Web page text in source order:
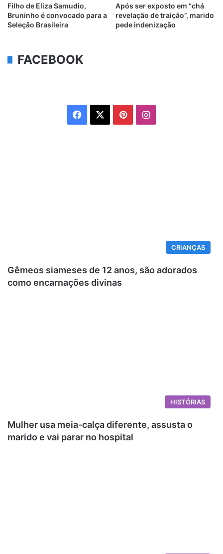
Filho de Eliza Samudio,
Bruninho é convocado para a
Seleção Brasileira
Após ser exposto em “chá
revelação de traição”, marido
pede indenização
FACEBOOK
Facebook PinterestInstagram
CRIANÇAS
Gêmeos siameses de 12 anos, são adorados
como encarnações divinas
HISTÓRIAS
Mulher usa meia-calça diferente, assusta o
marido e vai parar no hospital